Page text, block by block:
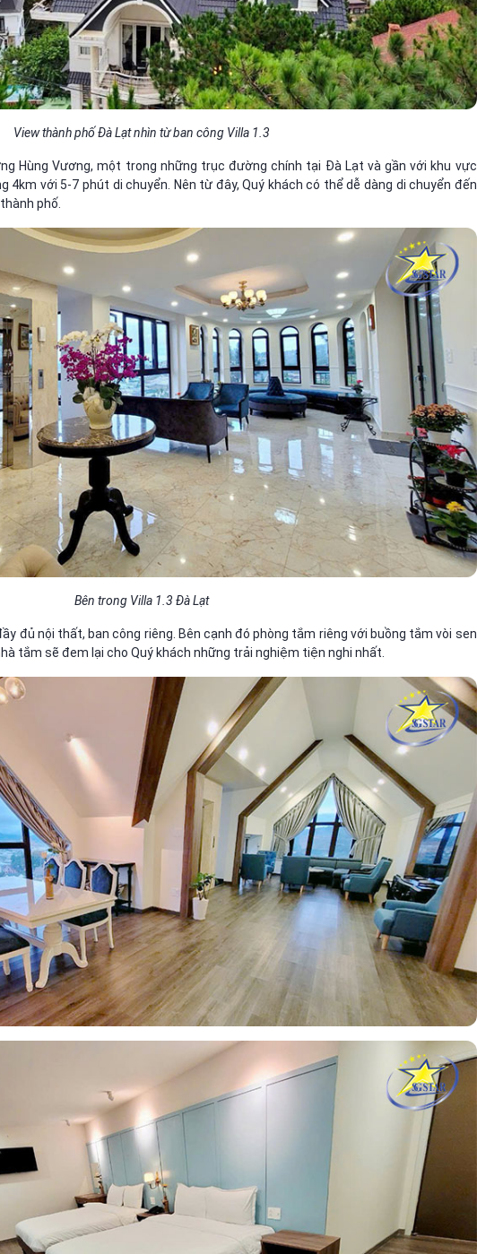
View thành phố Đà Lạt nhìn từ ban công Villa 1.3
Hùng Vương, một trong những trục đường chính tại Đà Lạt và gần với khu vực
4km với 5-7 phút di chuyển. Nên từ đây, Quý khách có thể dễ dàng di chuyển đến
phố.
Bên trong Villa 1.3 Đà Lạt
đủ nội thất, ban công riêng. Bên cạnh đó phòng tắm riêng với buồng tắm vòi sen
tắm sẽ đem lại cho Quý khách những trải nghiệm tiện nghi nhất.